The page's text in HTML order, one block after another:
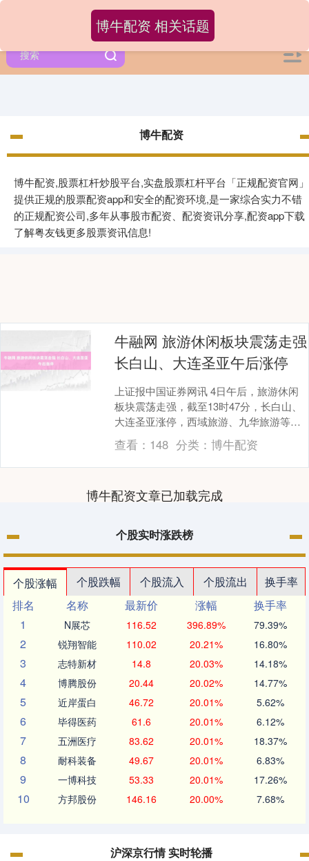
博牛配资
博牛配资,股票杠杆炒股平台,实盘股票杠杆平台「正规配资官网」
提供正规的股票配资app和安全的配资环境,是一家综合实力不错
的正规配资公司,多年从事股市配资、配资资讯分享,配资app下载
了解粤友钱更多股票资讯信息!
博牛配资 相关话题
牛融网 旅游休闲板块震荡走强
长白山、大连圣亚午后涨停
上证报中国证券网讯 4日午后，旅游休闲
板块震荡走强，截至13时47分，长白山、
大连圣亚涨停，西域旅游、九华旅游等涨
幅居前。此前，峨眉山A封板。 数据来
源：Cho....
查看： 148 分类： 博牛配资
博牛配资文章已加载完成
个股实时涨跌榜
个股涨幅 个股跌幅 个股流入 个股流出
换手率
排名
名称 最新价 涨幅
换手率
1
N展芯 116.52 396.89% 79.39%
2 锐翔智能 110.02 20.21% 16.80%
3 志特新材 14.8 20.03% 14.18%
4 博腾股份 20.44 20.02% 14.77%
5 近岸蛋白 46.72 20.01% 5.62%
6 毕得医药 61.6 20.01% 6.12%
7 五洲医疗 83.62 20.01% 18.37%
8 耐科装备 49.67 20.01% 6.83%
9 一博科技 53.33 20.01% 17.26%
10 方邦股份 146.16 20.00% 7.68%
沪深京行情 实时轮播